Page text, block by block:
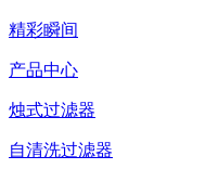
精彩瞬间
产品中心
烛式过滤器
自清洗过滤器